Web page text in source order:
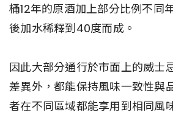
桶12年的原酒加上部分比例不同
後加水稀釋到40度而成。
因此大部分通行於市面上的威士
差異外，都能保持風味一致性與
者在不同區域都能享用到相同風